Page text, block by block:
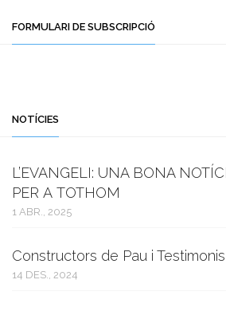
FORMULARI DE SUBSCRIPCIÓ
NOTÍCIES
L’EVANGELI: UNA BONA
PER A TOTHOM
1 ABR., 2025
Constructors de Pau i
14 DES., 2024